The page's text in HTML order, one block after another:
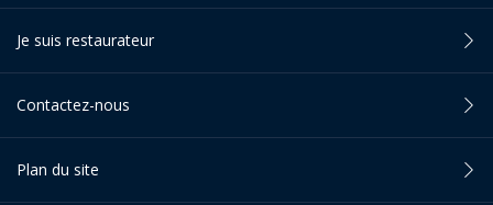
Je suis restaurateur
Contactez-nous
Plan du site